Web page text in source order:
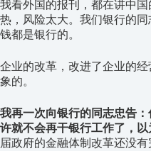
我看外国的报刊，都在讲中
热，风险太大。我们银行的
钱都是银行的。
企业的改革，改进了企业的
象的。
我再一次向银行的同志忠告
许就不会再干银行工作了，
届政府的金融体制改革还没